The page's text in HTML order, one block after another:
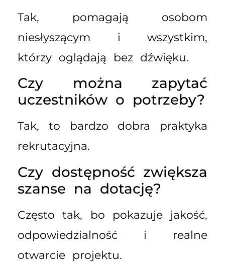
Tak, pomagają osobom
niesłyszącym i wszystkim,
którzy oglądają bez dźwięku.
Czy można zapytać
uczestników o potrzeby?
Tak, to bardzo dobra praktyka
rekrutacyjna.
Czy dostępność zwiększa
szanse na dotację?
Często tak, bo pokazuje jakość,
odpowiedzialność i realne
otwarcie projektu.